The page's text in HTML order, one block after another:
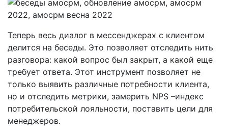
Теперь весь диалог в мессенджерах с клиентом
делится на беседы. Это позволяет отследить нить
разговора: какой вопрос был закрыт, а какой еще
требует ответа. Этот инструмент позволяет не
только выявить различные потребности клиента,
но и отследить метрики, замерить NPS –индекс
потребительской лояльности, поставить цели для
менеджеров.